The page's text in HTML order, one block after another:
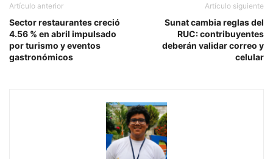
Artículo anterior
Sector restaurantes creció
4.56 % en abril impulsado
por turismo y eventos
gastronómicos
Artículo siguiente
Sunat cambia reglas del
RUC: contribuyentes
deberán validar correo y
celular